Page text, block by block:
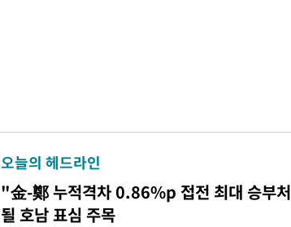
오늘의 헤드라인
"金-鄭 누적격차 0.86%p 접전 최대 승부처
될 호남 표심 주목